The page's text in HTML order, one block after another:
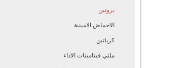
بروتين
الاحماض الامينية
كرياتين
ملتي فيتامينات الاداء